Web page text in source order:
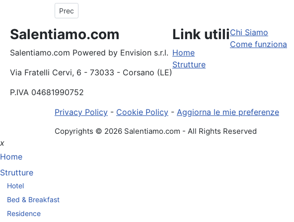
Articolo precedente: I Presepi Viventi più belli del Salento: ecco quali non
Prec
Salentiamo.com
Salentiamo.com Powered by Envision s.r.l.
Via Fratelli Cervi, 6 - 73033 - Corsano (LE)
P.IVA 04681990752
Link utili
Home
Strutture
Chi Siamo
Come funziona
Privacy Policy - Cookie Policy - Aggiorna le mie preferenze
Copyrights © 2026 Salentiamo.com - All Rights Reserved
x
Home
Strutture
Hotel
Bed & Breakfast
Residence